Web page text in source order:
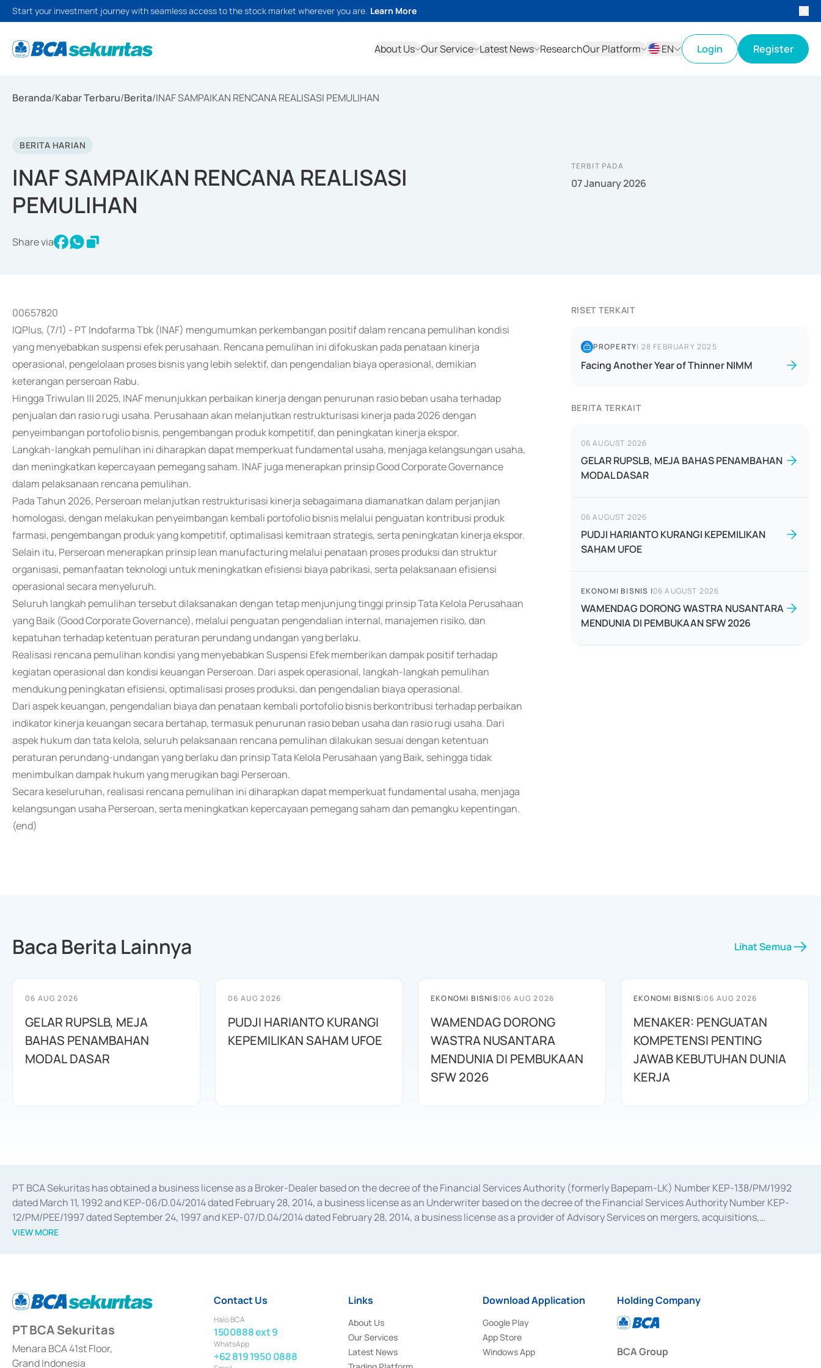
Start your investment journey with seamless access to the stock market wherever you are. Learn More
About Us Our Service Latest News ResearchOur Platform
EN
Login Register
Beranda/Kabar Terbaru/Berita/INAF SAMPAIKAN RENCANA REALISASI PEMULIHAN
BERITA HARIAN
INAF SAMPAIKAN RENCANA REALISASI
PEMULIHAN
Share via
TERBIT PADA
07 January 2026
00657820
IQPlus, (7/1) - PT Indofarma Tbk (INAF) mengumumkan perkembangan positif dalam rencana pemulihan kondisi
yang menyebabkan suspensi efek perusahaan. Rencana pemulihan ini difokuskan pada penataan kinerja
operasional, pengelolaan proses bisnis yang lebih selektif, dan pengendalian biaya operasional, demikian
keterangan perseroan Rabu.
Hingga Triwulan III 2025, INAF menunjukkan perbaikan kinerja dengan penurunan rasio beban usaha terhadap
penjualan dan rasio rugi usaha. Perusahaan akan melanjutkan restrukturisasi kinerja pada 2026 dengan
penyeimbangan portofolio bisnis, pengembangan produk kompetitif, dan peningkatan kinerja ekspor.
Langkah-langkah pemulihan ini diharapkan dapat memperkuat fundamental usaha, menjaga kelangsungan usaha,
dan meningkatkan kepercayaan pemegang saham. INAF juga menerapkan prinsip Good Corporate Governance
dalam pelaksanaan rencana pemulihan.
Pada Tahun 2026, Perseroan melanjutkan restrukturisasi kinerja sebagaimana diamanatkan dalam perjanjian
homologasi, dengan melakukan penyeimbangan kembali portofolio bisnis melalui penguatan kontribusi produk
farmasi, pengembangan produk yang kompetitif, optimalisasi kemitraan strategis, serta peningkatan kinerja ekspor.
Selain itu, Perseroan menerapkan prinsip lean manufacturing melalui penataan proses produksi dan struktur
organisasi, pemanfaatan teknologi untuk meningkatkan efisiensi biaya pabrikasi, serta pelaksanaan efisiensi
operasional secara menyeluruh.
Seluruh langkah pemulihan tersebut dilaksanakan dengan tetap menjunjung tinggi prinsip Tata Kelola Perusahaan
yang Baik (Good Corporate Governance), melalui penguatan pengendalian internal, manajemen risiko, dan
kepatuhan terhadap ketentuan peraturan perundang undangan yang berlaku.
Realisasi rencana pemulihan kondisi yang menyebabkan Suspensi Efek memberikan dampak positif terhadap
kegiatan operasional dan kondisi keuangan Perseroan. Dari aspek operasional, langkah-langkah pemulihan
mendukung peningkatan efisiensi, optimalisasi proses produksi, dan pengendalian biaya operasional.
Dari aspek keuangan, pengendalian biaya dan penataan kembali portofolio bisnis berkontribusi terhadap perbaikan
indikator kinerja keuangan secara bertahap, termasuk penurunan rasio beban usaha dan rasio rugi usaha. Dari
aspek hukum dan tata kelola, seluruh pelaksanaan rencana pemulihan dilakukan sesuai dengan ketentuan
peraturan perundang-undangan yang berlaku dan prinsip Tata Kelola Perusahaan yang Baik, sehingga tidak
menimbulkan dampak hukum yang merugikan bagi Perseroan.
Secara keseluruhan, realisasi rencana pemulihan ini diharapkan dapat memperkuat fundamental usaha, menjaga
kelangsungan usaha Perseroan, serta meningkatkan kepercayaan pemegang saham dan pemangku kepentingan.
(end)
RISET TERKAIT
PROPERTY| 28 FEBRUARY 2025
Facing Another Year of Thinner NIMM
BERITA TERKAIT
06 AUGUST 2026
GELAR RUPSLB, MEJA BAHAS PENAMBAHAN
MODAL DASAR
06 AUGUST 2026
PUDJI HARIANTO KURANGI KEPEMILIKAN
SAHAM UFOE
EKONOMI BISNIS |06 AUGUST 2026
WAMENDAG DORONG WASTRA NUSANTARA
MENDUNIA DI PEMBUKAAN SFW 2026
Baca Berita Lainnya Lihat Semua
06 AUG 2026
GELAR RUPSLB, MEJA
BAHAS PENAMBAHAN
MODAL DASAR
06 AUG 2026
PUDJI HARIANTO KURANGI
KEPEMILIKAN SAHAM UFOE
EKONOMI BISNIS|06 AUG 2026
WAMENDAG DORONG
WASTRA NUSANTARA
MENDUNIA DI PEMBUKAAN
SFW 2026
EKONOMI BISNIS|06 AUG 2026
MENAKER: PENGUATAN
KOMPETENSI PENTING
JAWAB KEBUTUHAN DUNIA
KERJA
PT BCA Sekuritas has obtained a business license as a Broker-Dealer based on the decree of the Financial Services Authority (formerly Bapepam-LK) Number KEP-138/PM/1992
dated March 11, 1992 and KEP-06/D.04/2014 dated February 28, 2014, a business license as an Underwriter based on the decree of the Financial Services Authority Number KEP-
12/PM/PEE/1997 dated September 24, 1997 and KEP-07/D.04/2014 dated February 28, 2014, a business license as a provider of Advisory Services on mergers, acquisitions,
divestments, and joint ventures based on the decree of the Financial Services Authority Number S-67/PM.21/2014 dated February 28, 2014, a business license as a provider of
Settlement of Commercial Paper Transactions whose license was issued in 2018.
VIEW MORE
PT BCA Sekuritas
Menara BCA 41st Floor,
Grand Indonesia
Contact Us
Halo BCA
1500888 ext 9
WhatsApp
+62 819 1950 0888
Links
About Us
Our Services
Latest News
Download Application
Google Play
App Store
Windows App
Holding Company
BCA Group